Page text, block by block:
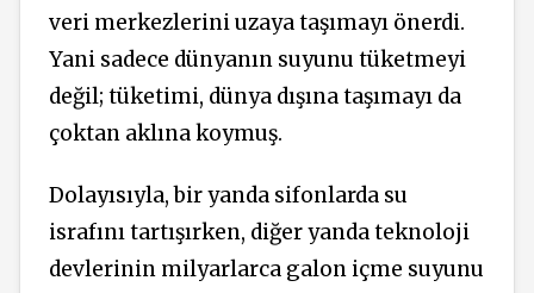
veri merkezlerini uzaya taşımayı önerdi.
Yani sadece dünyanın suyunu tüketmeyi
değil; tüketimi, dünya dışına taşımayı da
çoktan aklına koymuş.
Dolayısıyla, bir yanda sifonlarda su
israfını tartışırken, diğer yanda teknoloji
devlerinin milyarlarca galon içme suyunu